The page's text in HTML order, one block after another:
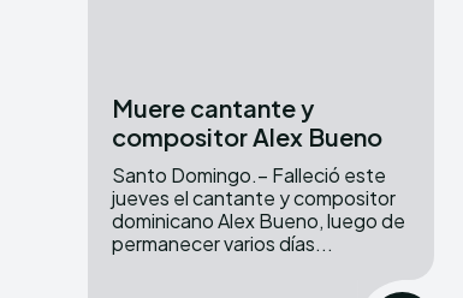
Muere cantante y
compositor Alex Bueno
Santo Domingo.– Falleció este
jueves el cantante y compositor
dominicano Alex Bueno, luego de
permanecer varios días...